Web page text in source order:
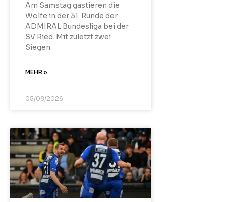
Am Samstag gastieren die
Wölfe in der 31. Runde der
ADMIRAL Bundesliga bei der
SV Ried. Mit zuletzt zwei
Siegen
MEHR »
05/08/2026